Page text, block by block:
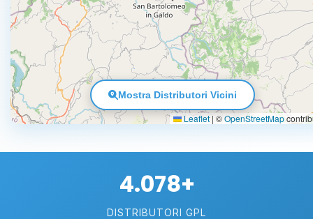
Leaflet| ©OpenStreetMap
Mostra Distributori Vicini
4.078+
DISTRIBUTORI GPL